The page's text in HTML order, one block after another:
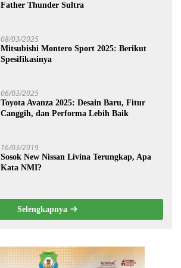
Father Thunder Sultra
08/03/2025
Mitsubishi Montero Sport 2025: Berikut
Spesifikasinya
06/03/2025
Toyota Avanza 2025: Desain Baru, Fitur
Canggih, dan Performa Lebih Baik
16/03/2019
Sosok New Nissan Livina Terungkap, Apa
Kata NMI?
Selengkapnya